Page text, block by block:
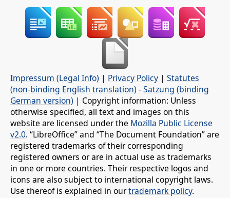
Impressum (Legal Info) | Privacy Policy | Statutes
(non-binding English translation) -Satzung (binding
German version) | Copyright information: Unless
otherwise specified, all text and images on this
website are licensed under the Mozilla Public License
v2.0. “LibreOffice” and “The Document Foundation” are
registered trademarks of their corresponding
registered owners or are in actual use as trademarks
in one or more countries. Their respective logos and
icons are also subject to international copyright laws.
Use thereof is explained in ourtrademark policy.